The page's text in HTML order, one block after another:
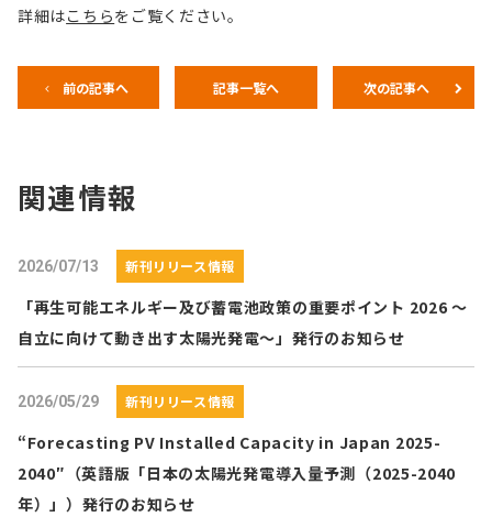
詳細はこちらをご覧ください。
前の記事へ 記事一覧へ 次の記事へ
関連情報
2026/07/13 新刊リリース情報
「再生可能エネルギー及び蓄電池政策の重要ポイント 2026 ～
自立に向けて動き出す太陽光発電～」発行のお知らせ
2026/05/29 新刊リリース情報
“Forecasting PV Installed Capacity in Japan 2025-
2040″（英語版「日本の太陽光発電導入量予測（2025-2040
年）」）発行のお知らせ